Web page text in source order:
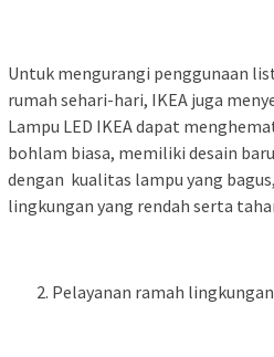
Untuk mengurangi penggunaan
rumah sehari-hari, IKEA juga
Lampu LED IKEA dapat
bohlam biasa, memiliki desain
dengan kualitas lampu yang
lingkungan yang rendah serta
Pelayanan ramah